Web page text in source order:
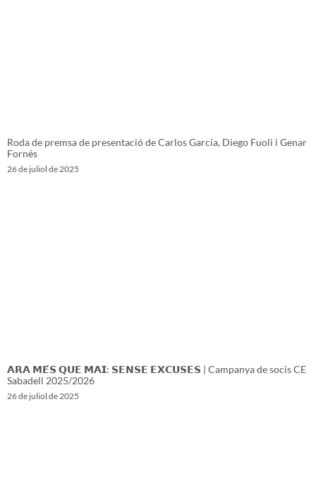
Roda de premsa de presentació de Carlos García, Diego Fuoli i Genar
Fornés
26 de juliol de 2025
𝗔𝗥𝗔 𝗠𝗘́𝗦 𝗤𝗨𝗘 𝗠𝗔𝗜: 𝗦𝗘𝗡𝗦𝗘 𝗘𝗫𝗖𝗨𝗦𝗘𝗦 | Campanya de socis CE
Sabadell 2025/2026
26 de juliol de 2025